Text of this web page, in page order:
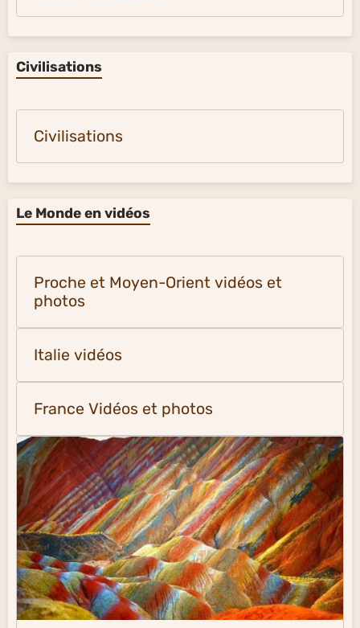
Civilisations
Civilisations
Le Monde en vidéos
Proche et Moyen-Orient vidéos et
photos
Italie vidéos
France Vidéos et photos